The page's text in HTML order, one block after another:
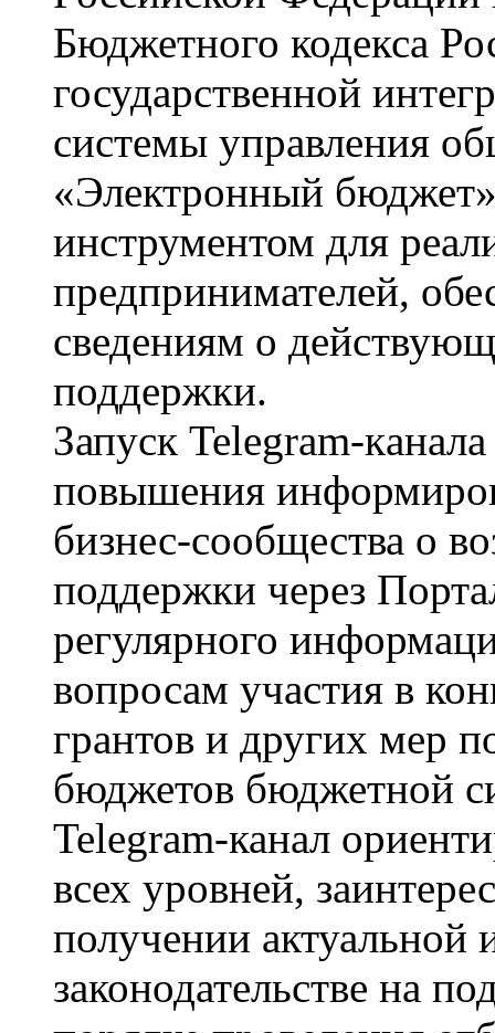
Бюджетного кодекса
государственной
системы управления
«Электронный
инструментом для
предпринимателей,
сведениям о
поддержки.
Запуск Telegram-
повышения
бизнес-сообщества о
поддержки через
регулярного
вопросам участия в
грантов и других мер
бюджетов бюджетной
Telegram-канал
всех уровней,
получении
законодательстве на